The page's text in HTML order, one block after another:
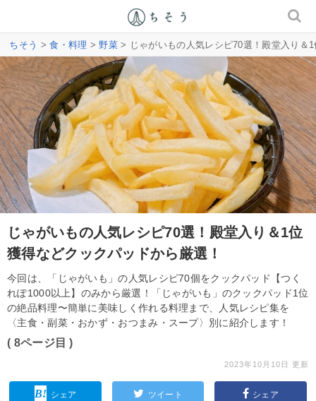
ちそう >食・料理 >野菜> じゃがいもの人気レシピ70選！殿堂入り＆
じゃがいもの人気レシピ70選！殿堂入り＆1位
獲得などクックパッドから厳選！
今回は、「じゃがいも」の人気レシピ70個をクックパッド【つく
れぽ1000以上】のみから厳選！「じゃがいも」のクックパッド1位
の絶品料理〜簡単に美味しく作れる料理まで、人気レシピ集を
〈主食・副菜・おかず・おつまみ・スープ〉別に紹介します！
( 8ページ目 )
2023年10月10日 更新
シェア ツイート シェア